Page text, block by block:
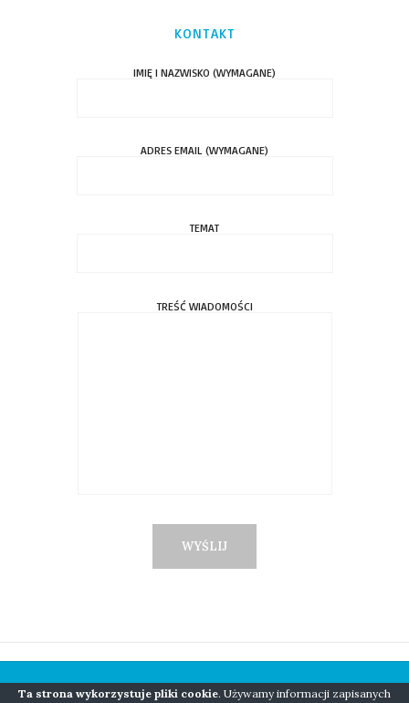
KONTAKT
IMIĘ I NAZWISKO (WYMAGANE)
ADRES EMAIL (WYMAGANE)
TEMAT
TREŚĆ WIADOMOŚCI
Ta strona wykorzystuje pliki cookie. Używamy informacji zapisanych